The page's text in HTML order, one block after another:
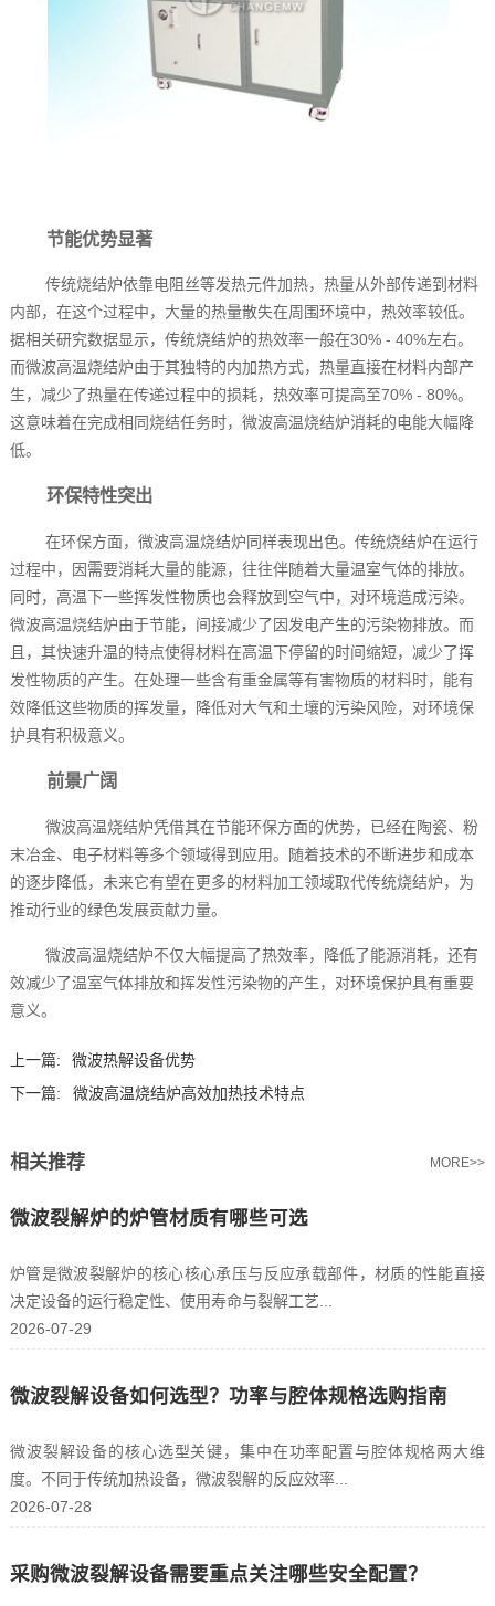
节能优势显著
传统烧结炉依靠电阻丝等发热元件加热，热量从外部传递到材料
内部，在这个过程中，大量的热量散失在周围环境中，热效率较低。
据相关研究数据显示，传统烧结炉的热效率一般在30% - 40%左右。
而微波高温烧结炉由于其独特的内加热方式，热量直接在材料内部产
生，减少了热量在传递过程中的损耗，热效率可提高至70% - 80%。
这意味着在完成相同烧结任务时，微波高温烧结炉消耗的电能大幅降
低。
环保特性突出
在环保方面，微波高温烧结炉同样表现出色。传统烧结炉在运行
过程中，因需要消耗大量的能源，往往伴随着大量温室气体的排放。
同时，高温下一些挥发性物质也会释放到空气中，对环境造成污染。
微波高温烧结炉由于节能，间接减少了因发电产生的污染物排放。而
且，其快速升温的特点使得材料在高温下停留的时间缩短，减少了挥
发性物质的产生。在处理一些含有重金属等有害物质的材料时，能有
效降低这些物质的挥发量，降低对大气和土壤的污染风险，对环境保
护具有积极意义。
前景广阔
微波高温烧结炉凭借其在节能环保方面的优势，已经在陶瓷、粉
末冶金、电子材料等多个领域得到应用。随着技术的不断进步和成本
的逐步降低，未来它有望在更多的材料加工领域取代传统烧结炉，为
推动行业的绿色发展贡献力量。
微波高温烧结炉不仅大幅提高了热效率，降低了能源消耗，还有
效减少了温室气体排放和挥发性污染物的产生，对环境保护具有重要
意义。
上一篇:
微波热解设备优势
下一篇:
微波高温烧结炉高效加热技术特点
相关推荐 MORE>>
微波裂解炉的炉管材质有哪些可选
炉管是微波裂解炉的核心核心承压与反应承载部件，材质的性能直接
决定设备的运行稳定性、使用寿命与裂解工艺...
2026-07-29
微波裂解设备如何选型？功率与腔体规格选购指南
微波裂解设备的核心选型关键，集中在功率配置与腔体规格两大维
度。不同于传统加热设备，微波裂解的反应效率...
2026-07-28
采购微波裂解设备需要重点关注哪些安全配置？